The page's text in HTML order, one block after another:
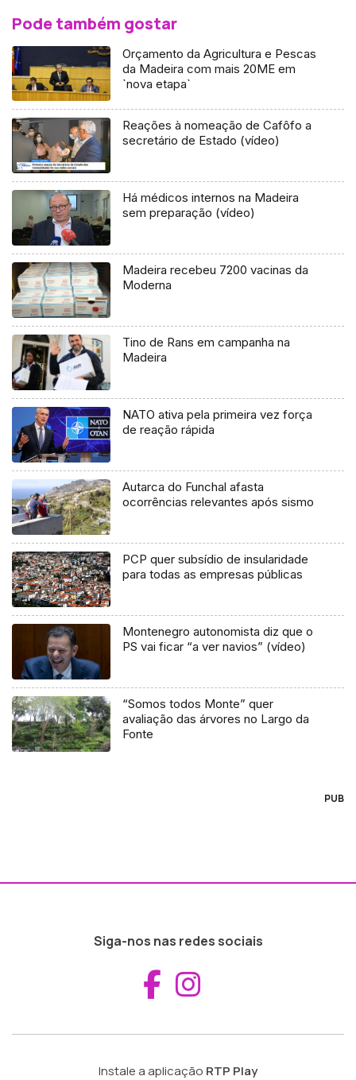
Pode também gostar
Orçamento da Agricultura e Pescas
da Madeira com mais 20ME em
`nova etapa`
Reações à nomeação de Cafôfo a
secretário de Estado (vídeo)
Há médicos internos na Madeira
sem preparação (vídeo)
Madeira recebeu 7200 vacinas da
Moderna
Tino de Rans em campanha na
Madeira
NATO ativa pela primeira vez força
de reação rápida
Autarca do Funchal afasta
ocorrências relevantes após sismo
PCP quer subsídio de insularidade
para todas as empresas públicas
Montenegro autonomista diz que o
PS vai ficar “a ver navios” (vídeo)
“Somos todos Monte” quer
avaliação das árvores no Largo da
Fonte
PUB
Siga-nos nas redes sociais
Aceder ao
Instale a aplicação RTP Play